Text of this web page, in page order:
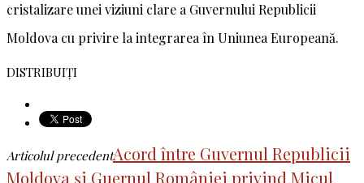
cristalizare unei viziuni clare a Guvernului Republicii
Moldova cu privire la integrarea în Uniunea Europeană.
DISTRIBUIȚI
Articolul precedentAcord între Guvernul Republicii
Moldova și Guernul României privind Micul